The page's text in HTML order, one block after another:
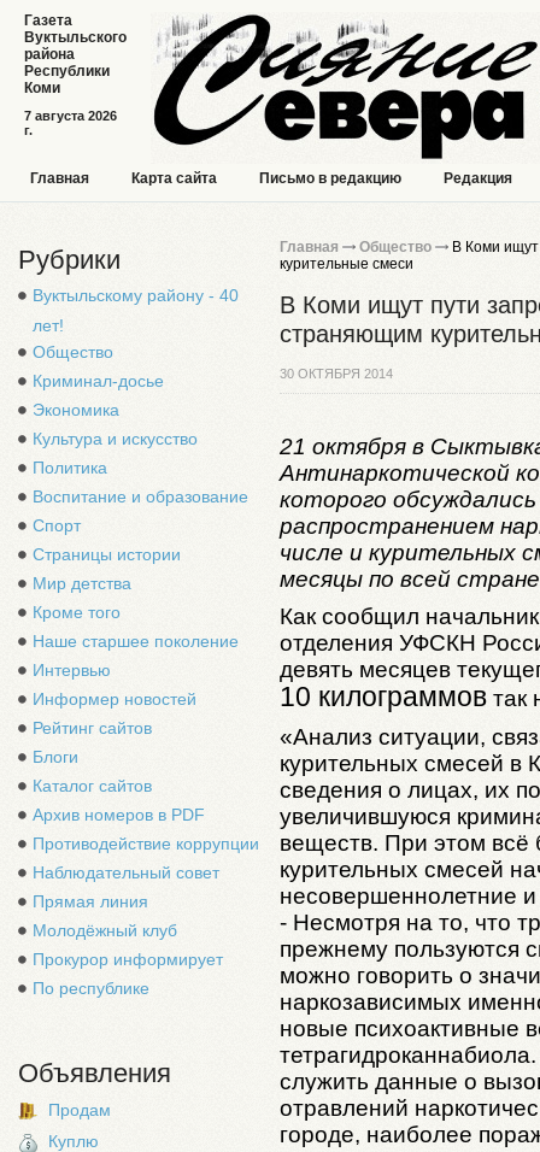
7 августа 2026
г.
Газета
Вуктыльского
района
Республики
Коми
Главная Карта сайта Письмо в редакцию Редакция
Рубрики
Вуктыльскому району - 40
лет!
Общество
Криминал-досье
Экономика
Культура и искусство
Политика
Воспитание и образование
Спорт
Страницы истории
Мир детства
Кроме того
Наше старшее поколение
Интервью
Информер новостей
Рейтинг сайтов
Блоги
Каталог сайтов
Архив номеров в PDF
Противодействие коррупции
Наблюдательный совет
Прямая линия
Молодёжный клуб
Прокурор информирует
По республике
Объявления
Продам
Куплю
Главная Общество
В Коми
курительные смеси
В Коми ищут пути
страняющим
30 ОКТЯБРЯ 2014
21 октября в
Антинаркотической
которого
распространением
числе и курительных
месяцы по всей
Как сообщил
отделения УФСКН
девять месяцев
10 килограммов так
«Анализ ситуации,
курительных смесей
сведения о лицах, их
увеличившуюся
веществ. При этом всё
курительных смесей
несовершеннолетние
- Несмотря на то, что
прежнему пользуются
можно говорить о
наркозависимых
новые психоактивные
служить данные о
отравлений
городе, наиболее